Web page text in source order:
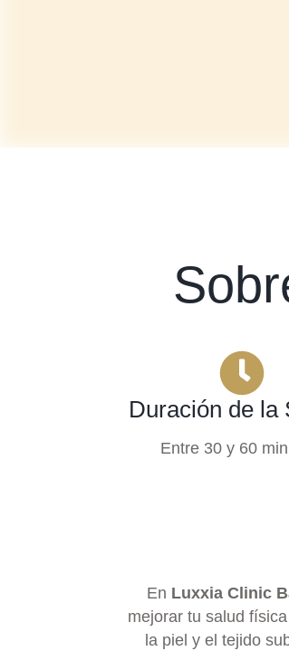
Duración de la
Entre 30 y 60
En Luxxia Clinic
mejorar tu salud
la piel y el tejido